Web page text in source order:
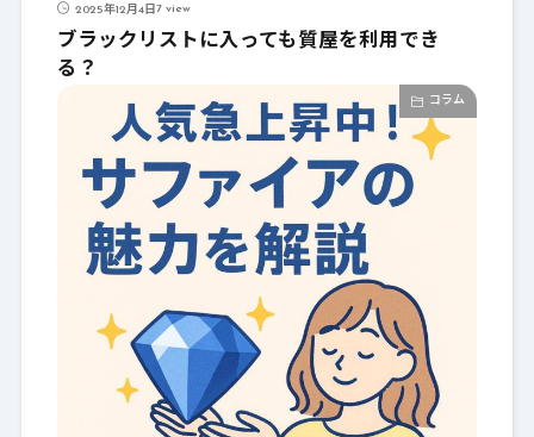
2025年12月4日7 view
ブラックリストに入っても質屋を利用でき
る？
コラム